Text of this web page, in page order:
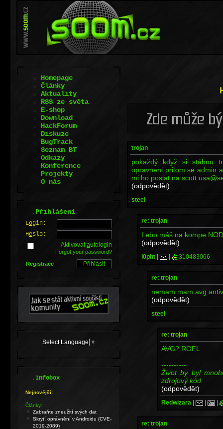
trojan
pokaždý když si stáhnu
opravneni pritom se admin
mi ho poslat na
(odpovědět)
steel
re: trojan
Lebo máš na kompe
(odpovědět)
l0pht | | 310483066
re: trojan
nemam mam avg
(odpovědět)
steel
re: trojan
AVG? ROFL
----------
Život by byl
zdrojový kód.
(odpovědět)
Redwizara | | |
re: trojan
Homepage
Články
Aktuality
RSS ze světa
E-shop
Download
HackForum
Diskuze
BugTrack
Seznam BT
Odkazy
Konference
Projekty
O nás
.Přihlášení
Login:
Heslo:
Aktivovatautologin
Forgot your password?
Registrace
Select Language ▼
.Infobox
Nejnovější:
Články:
Zabraňte zneužití svých dat
Skrytí oprávnění v Androidu (CVE-
2019-2089)